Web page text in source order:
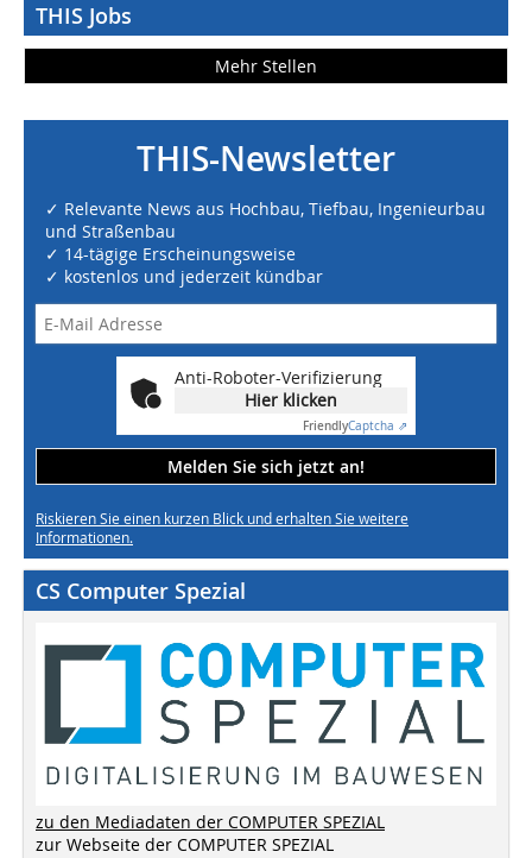
THIS Jobs
Mehr Stellen
THIS-Newsletter
✓ Relevante News aus Hochbau, Tiefbau, Ingenieurbau
und Straßenbau
✓ 14-tägige Erscheinungsweise
✓ kostenlos und jederzeit kündbar
Anti-Roboter-Verifizierung
Hier klicken
FriendlyCaptcha ⇗
Melden Sie sich jetzt an!
Riskieren Sie einen kurzen Blick und erhalten Sie weitere
Informationen.
CS Computer Spezial
zu den Mediadaten der COMPUTER SPEZIAL
zur Webseite der COMPUTER SPEZIAL